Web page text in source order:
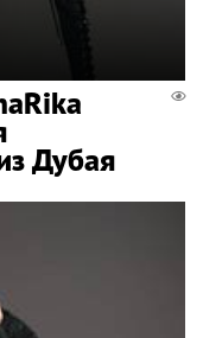
Дубая